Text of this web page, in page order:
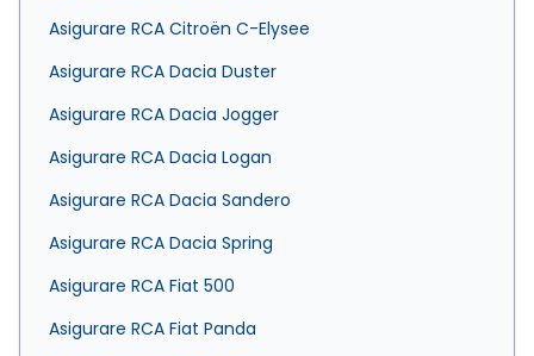
Asigurare RCA Citroën C-Elysee
Asigurare RCA Dacia Duster
Asigurare RCA Dacia Jogger
Asigurare RCA Dacia Logan
Asigurare RCA Dacia Sandero
Asigurare RCA Dacia Spring
Asigurare RCA Fiat 500
Asigurare RCA Fiat Panda